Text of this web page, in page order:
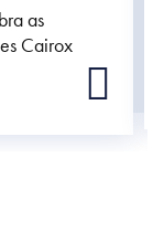
as
Cairox